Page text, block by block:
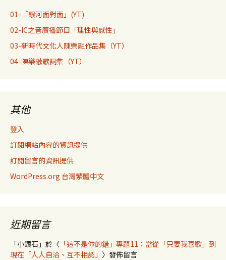
01-「銀河面對面」(YT)
02-IC之音廣播節目「理性與感性」
03-新時代文化人陳樂融作品集（YT）
04-陳樂融歌詞集（YT）
其他
登入
訂閱網站內容的資訊提供
訂閱留言的資訊提供
WordPress.org 台灣繁體中文
近期留言
「小鑽石 」於〈 「這不是你的錯」專題11：當從「只要我喜歡」到
現在「人人自洽、互不相認」 〉發佈留言